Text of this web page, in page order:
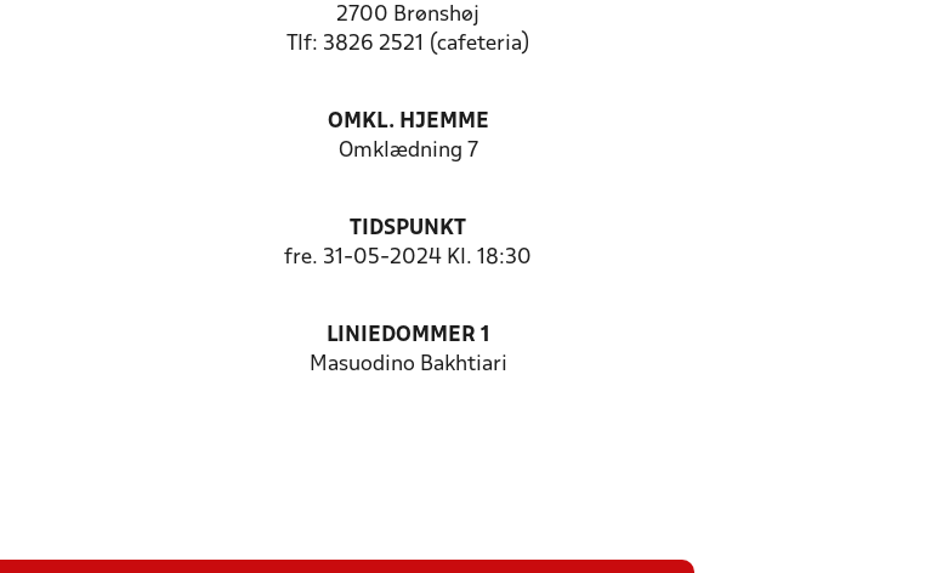
2700 Brønshøj
Tlf: 3826 2521 (cafeteria)
OMKL. HJEMME
Omklædning 7
TIDSPUNKT
fre. 31-05-2024 Kl. 18:30
LINIEDOMMER 1
Masuodino Bakhtiari